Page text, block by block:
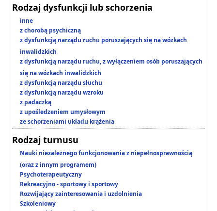
Rodzaj dysfunkcji lub schorzenia
inne
z chorobą psychiczną
z dysfunkcją narządu ruchu poruszających się na wózkach
inwalidzkich
z dysfunkcją narządu ruchu, z wyłączeniem osób poruszających
się na wózkach inwalidzkich
z dysfunkcją narządu słuchu
z dysfunkcją narządu wzroku
z padaczką
z upośledzeniem umysłowym
ze schorzeniami układu krążenia
Rodzaj turnusu
Nauki niezależnego funkcjonowania z niepełnosprawnością
(oraz z innym programem)
Psychoterapeutyczny
Rekreacyjno - sportowy i sportowy
Rozwijający zainteresowania i uzdolnienia
Szkoleniowy